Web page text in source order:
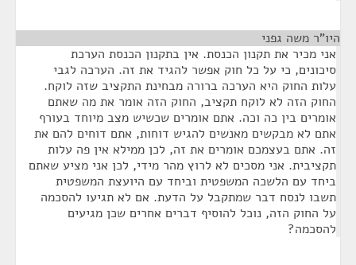
היו"ר משה גפני
אני מכיר את תקנון הכנסת. אין בתקנון הכנסת הערכת
סיכונים, כי על כל חוק אפשר להגיד את זה. הערכה לגבי
עלות החוק היא הערכה ברורה מבחינת התקציב שזה לוקח.
החוק הזה לא לוקח תקציב, החוק הזה אומר את מה שאתם
אומרים בין כה וכה. אתם אומרים שכשיש מצב מיוחד בעורף
אתם לא מבקשים מאנשים להגיש דוחות, אתם דוחים להם את
זה. אתם בעצמכם אומרים את זה, לכן ממילא אין פה עלות
תקציבית. אני מסכים לא לרוץ מהר מידי, לכן אני מציע שאתם
ביחד עם הלשכה המשפטית וביחד עם היועצת המשפטית
תשבו לנסח דבר שמתקבל על הדעת. אם לא תגיעו להסכמה
על החוק הזה, נוכל להוסיף דברים אחרים שכן מגיעים
להסכמה?